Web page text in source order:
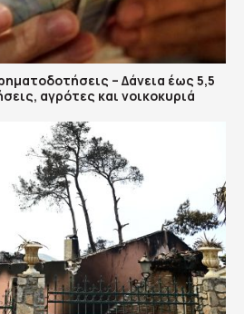
– Δάνεια έως 5,5
αγρότες και νοικοκυριά